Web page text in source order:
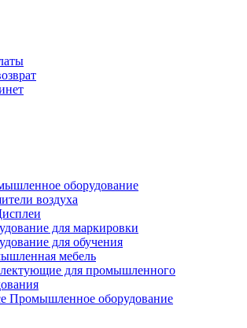
оборудование
воздуха
для маркировки
для обучения
мебель
для промышленного
Промышленное оборудование